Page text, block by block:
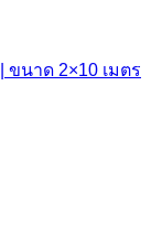
ขนาด 2×10 เมตร